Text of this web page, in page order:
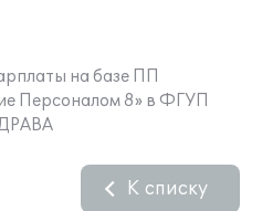
на базе ПП
Персоналом 8» в ФГУП
К списку